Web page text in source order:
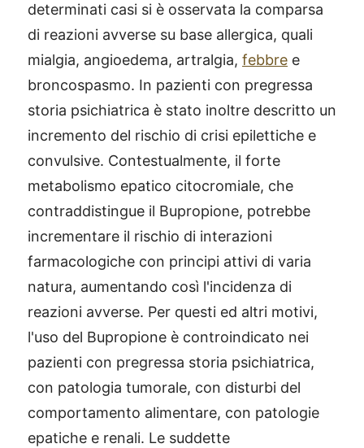
determinati casi si è osservata la comparsa
di reazioni avverse su base allergica, quali
mialgia, angioedema, artralgia, febbre e
broncospasmo. In pazienti con pregressa
storia psichiatrica è stato inoltre descritto un
incremento del rischio di crisi epilettiche e
convulsive. Contestualmente, il forte
metabolismo epatico citocromiale, che
contraddistingue il Bupropione, potrebbe
incrementare il rischio di interazioni
farmacologiche con principi attivi di varia
natura, aumentando così l'incidenza di
reazioni avverse. Per questi ed altri motivi,
l'uso del Bupropione è controindicato nei
pazienti con pregressa storia psichiatrica,
con patologia tumorale, con disturbi del
comportamento alimentare, con patologie
epatiche e renali. Le suddette